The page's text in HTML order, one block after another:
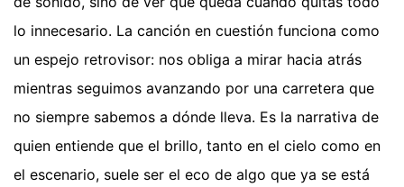
lo innecesario. La canción en cuestión funciona como
un espejo retrovisor: nos obliga a mirar hacia atrás
mientras seguimos avanzando por una carretera que
no siempre sabemos a dónde lleva. Es la narrativa de
quien entiende que el brillo, tanto en el cielo como en
el escenario, suele ser el eco de algo que ya se está